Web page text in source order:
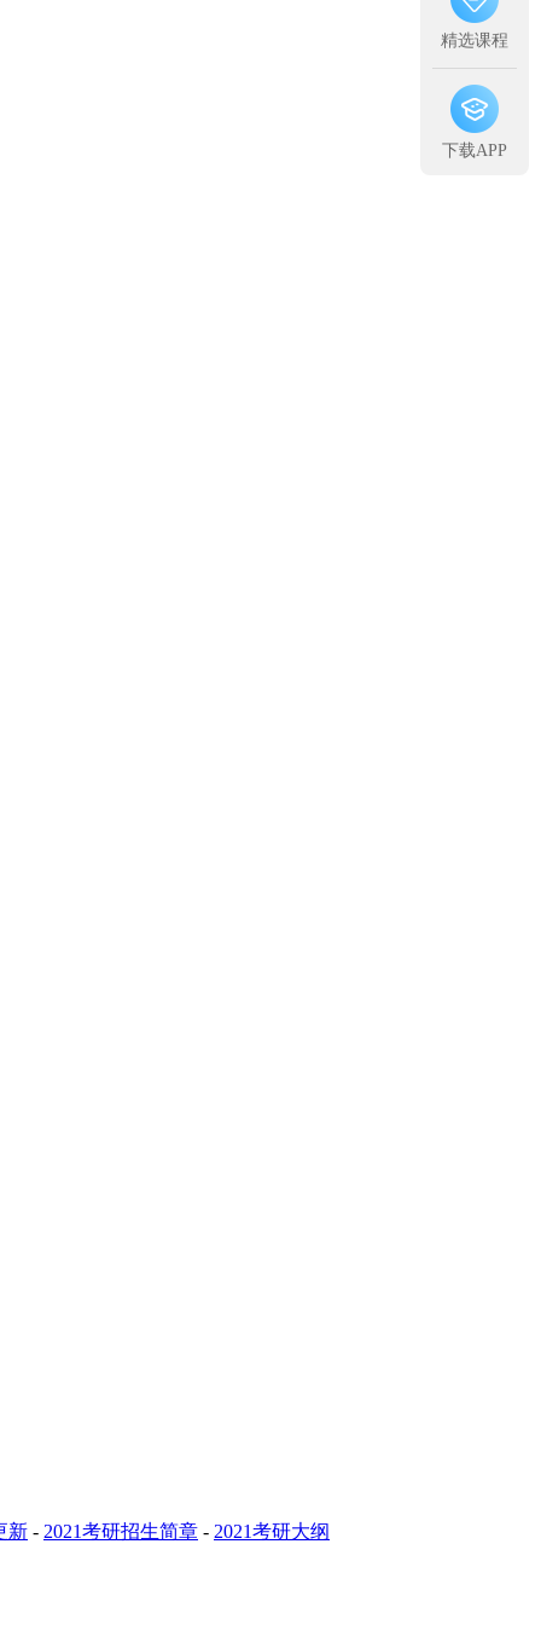
新 - 2021考研招生简章 - 2021考研大纲
精选课程
下载APP